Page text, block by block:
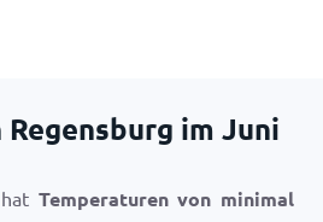
im Juni
Temperaturen von minimal